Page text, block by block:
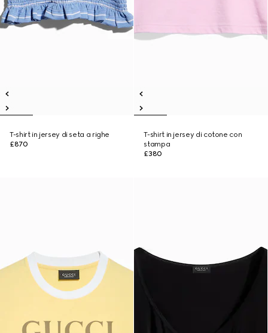
T-shirt in jersey di seta a righe
£870
T-shirt in jersey di cotone con
stampa
£380